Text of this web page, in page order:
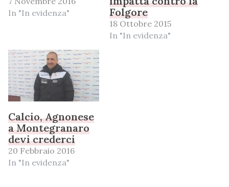
In "In evidenza"
Folgore
18 Ottobre 2015
In "In evidenza"
Calcio, Agnonese
a Montegranaro
devi crederci
20 Febbraio 2016
In "In evidenza"